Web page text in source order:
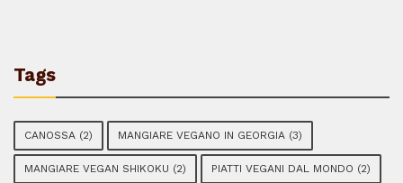
Tags
CANOSSA (2) MANGIARE VEGANO IN GEORGIA (3)
MANGIARE VEGAN SHIKOKU (2) PIATTI VEGANI DAL MONDO (2)